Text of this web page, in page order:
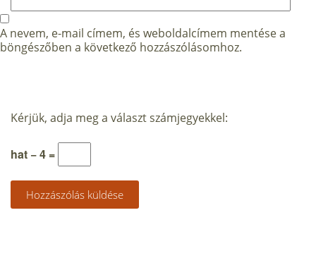
A nevem, e-mail címem, és weboldalcímem mentése a
böngészőben a következő hozzászólásomhoz.
Kérjük, adja meg a választ számjegyekkel:
hat − 4 =